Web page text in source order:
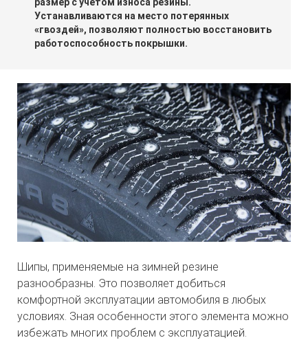
Устанавливаются на место потерянных
«гвоздей», позволяют полностью восстановить
работоспособность покрышки.
Шипы, применяемые на зимней резине
разнообразны. Это позволяет добиться
комфортной эксплуатации автомобиля в любых
условиях. Зная особенности этого элемента можно
избежать многих проблем с эксплуатацией.